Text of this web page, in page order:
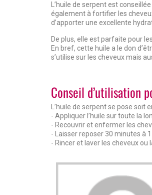
L’huile de serpent est
également à fortifier les
d’apporter une excellente
De plus, elle est parfaite pour
En bref, cette huile a le don
s’utilise sur les cheveux mais
Conseil d’utilisation
L’huile de serpent se pose soit
- Appliquer l’huile sur toute la
- Recouvrir et enfermer les
- Laisser reposer 30 minutes à
- Rincer et laver les cheveux